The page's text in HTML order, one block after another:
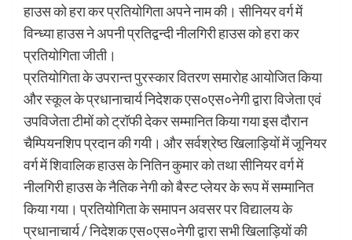
हाउस को हरा कर प्रतियोगिता अपने नाम की। सीनियर वर्ग में
विन्ध्या हाउस ने अपनी प्रतिद्वन्दी नीलगिरी हाउस को हरा कर
प्रतियोगिता जीती।
प्रतियोगिता के उपरान्त पुरस्कार वितरण समारोह आयोजित किया
और स्कूल के प्रधानाचार्य निदेशक एस०एस०नेगी द्वारा विजेता एवं
उपविजेता टीमों को ट्रॉफी देकर सम्मानित किया गया इस दौरान
चैम्पियनशिप प्रदान की गयी। और सर्वश्रेष्ठ खिलाड़ियों में जूनियर
वर्ग में शिवालिक हाउस के नितिन कुमार को तथा सीनियर वर्ग में
नीलगिरी हाउस के नैतिक नेगी को बैस्ट प्लेयर के रूप में सम्मानित
किया गया। प्रतियोगिता के समापन अवसर पर विद्यालय के
प्रधानाचार्य / निदेशक एस०एस०नेगी द्वारा सभी खिलाड़ियों की